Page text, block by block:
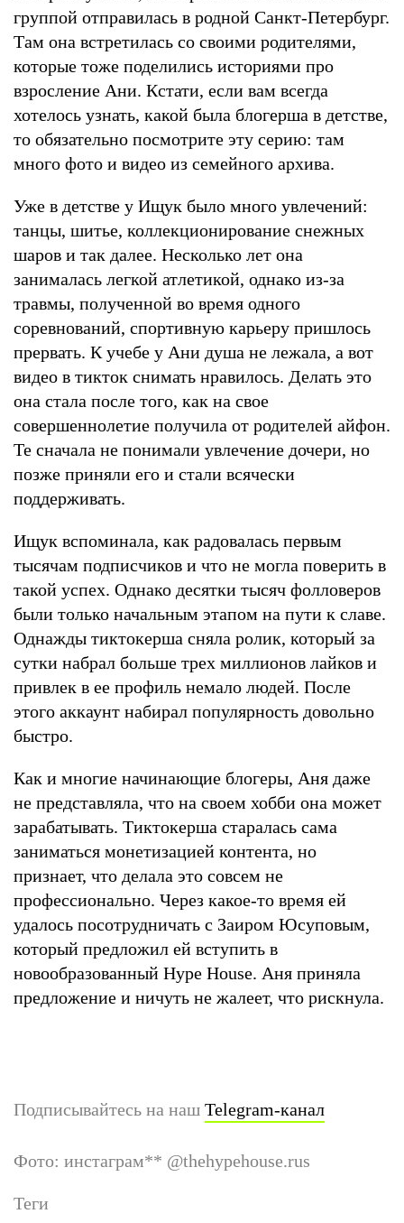
группой отправилась в родной Санкт-Петербург.
Там она встретилась со своими родителями,
которые тоже поделились историями про
взросление Ани. Кстати, если вам всегда
хотелось узнать, какой была блогерша в детстве,
то обязательно посмотрите эту серию: там
много фото и видео из семейного архива.
Уже в детстве у Ищук было много увлечений:
танцы, шитье, коллекционирование снежных
шаров и так далее. Несколько лет она
занималась легкой атлетикой, однако из-за
травмы, полученной во время одного
соревнований, спортивную карьеру пришлось
прервать. К учебе у Ани душа не лежала, а вот
видео в тикток снимать нравилось. Делать это
она стала после того, как на свое
совершеннолетие получила от родителей айфон.
Те сначала не понимали увлечение дочери, но
позже приняли его и стали всячески
поддерживать.
Ищук вспоминала, как радовалась первым
тысячам подписчиков и что не могла поверить в
такой успех. Однако десятки тысяч фолловеров
были только начальным этапом на пути к славе.
Однажды тиктокерша сняла ролик, который за
сутки набрал больше трех миллионов лайков и
привлек в ее профиль немало людей. После
этого аккаунт набирал популярность довольно
быстро.
Как и многие начинающие блогеры, Аня даже
не представляла, что на своем хобби она может
зарабатывать. Тиктокерша старалась сама
заниматься монетизацией контента, но
признает, что делала это совсем не
профессионально. Через какое-то время ей
удалось посотрудничать с Заиром Юсуповым,
который предложил ей вступить в
новообразованный Hype House. Аня приняла
предложение и ничуть не жалеет, что рискнула.
Подписывайтесь на наш Telegram-канал
Фото: инстаграм** @thehypehouse.rus
Теги